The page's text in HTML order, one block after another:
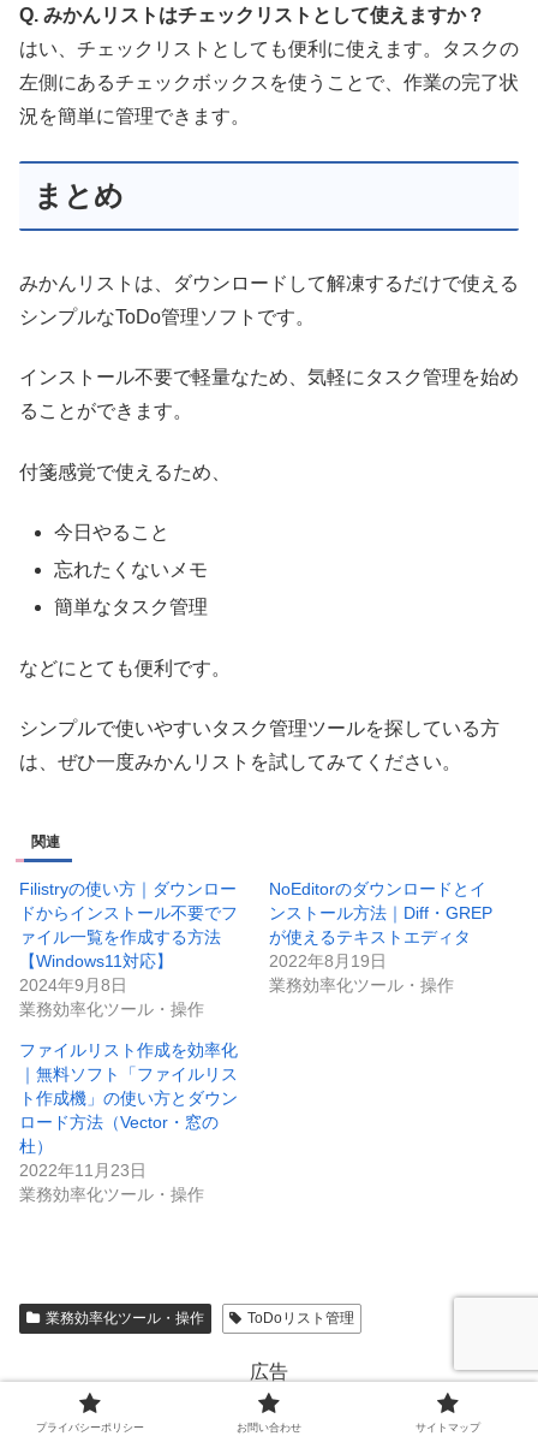
Q. みかんリストはチェックリストとして使えますか？
はい、チェックリストとしても便利に使えます。タスクの
左側にあるチェックボックスを使うことで、作業の完了状
況を簡単に管理できます。
まとめ
みかんリストは、ダウンロードして解凍するだけで使える
シンプルなToDo管理ソフトです。
インストール不要で軽量なため、気軽にタスク管理を始め
ることができます。
付箋感覚で使えるため、
今日やること
忘れたくないメモ
簡単なタスク管理
などにとても便利です。
シンプルで使いやすいタスク管理ツールを探している方
は、ぜひ一度みかんリストを試してみてください。
関連
Filistryの使い方｜ダウンロー
ドからインストール不要でフ
ァイル一覧を作成する方法
【Windows11対応】
2024年9月8日
業務効率化ツール・操作
NoEditorのダウンロードとイ
ンストール方法｜Diff・GREP
が使えるテキストエディタ
2022年8月19日
業務効率化ツール・操作
ファイルリスト作成を効率化
｜無料ソフト「ファイルリス
ト作成機」の使い方とダウン
ロード方法（Vector・窓の
杜）
2022年11月23日
業務効率化ツール・操作
業務効率化ツール・操作 ToDoリスト管理
広告
プライバシーポリシー お問い合わせ サイトマップ